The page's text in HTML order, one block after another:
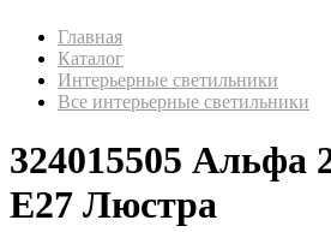
Главная
Каталог
Интерьерные светильники
Все интерьерные светильники
324015505 Альфа
Е27 Люстра